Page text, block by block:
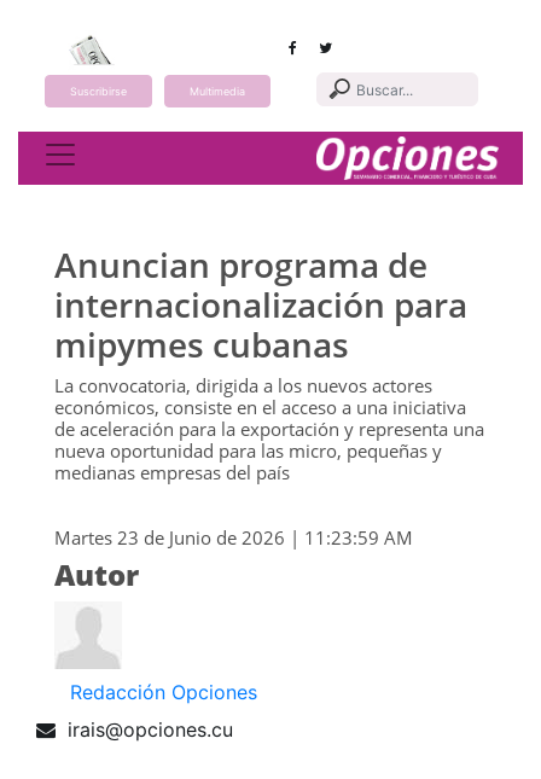
Suscribirse Multimedia
Toggle navigation
Anuncian programa de
internacionalización para
mipymes cubanas
La convocatoria, dirigida a los nuevos actores
económicos, consiste en el acceso a una iniciativa
de aceleración para la exportación y representa una
nueva oportunidad para las micro, pequeñas y
medianas empresas del país
Martes 23 de Junio de 2026 | 11:23:59 AM
Autor
Redacción Opciones
irais@opciones.cu